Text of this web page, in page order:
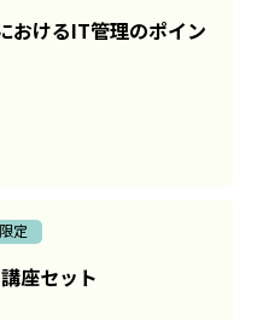
おけるIT管理のポイン
定
座セット